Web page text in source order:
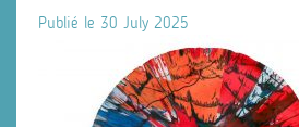
Publié le 30 July 2025